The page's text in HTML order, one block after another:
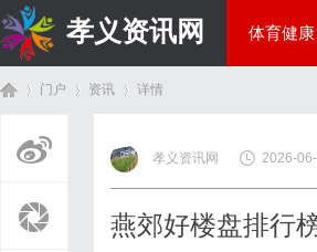
孝义资讯网 体育健康
门户 资讯
›
详情
孝义资讯网 2026-
燕郊好楼盘排行